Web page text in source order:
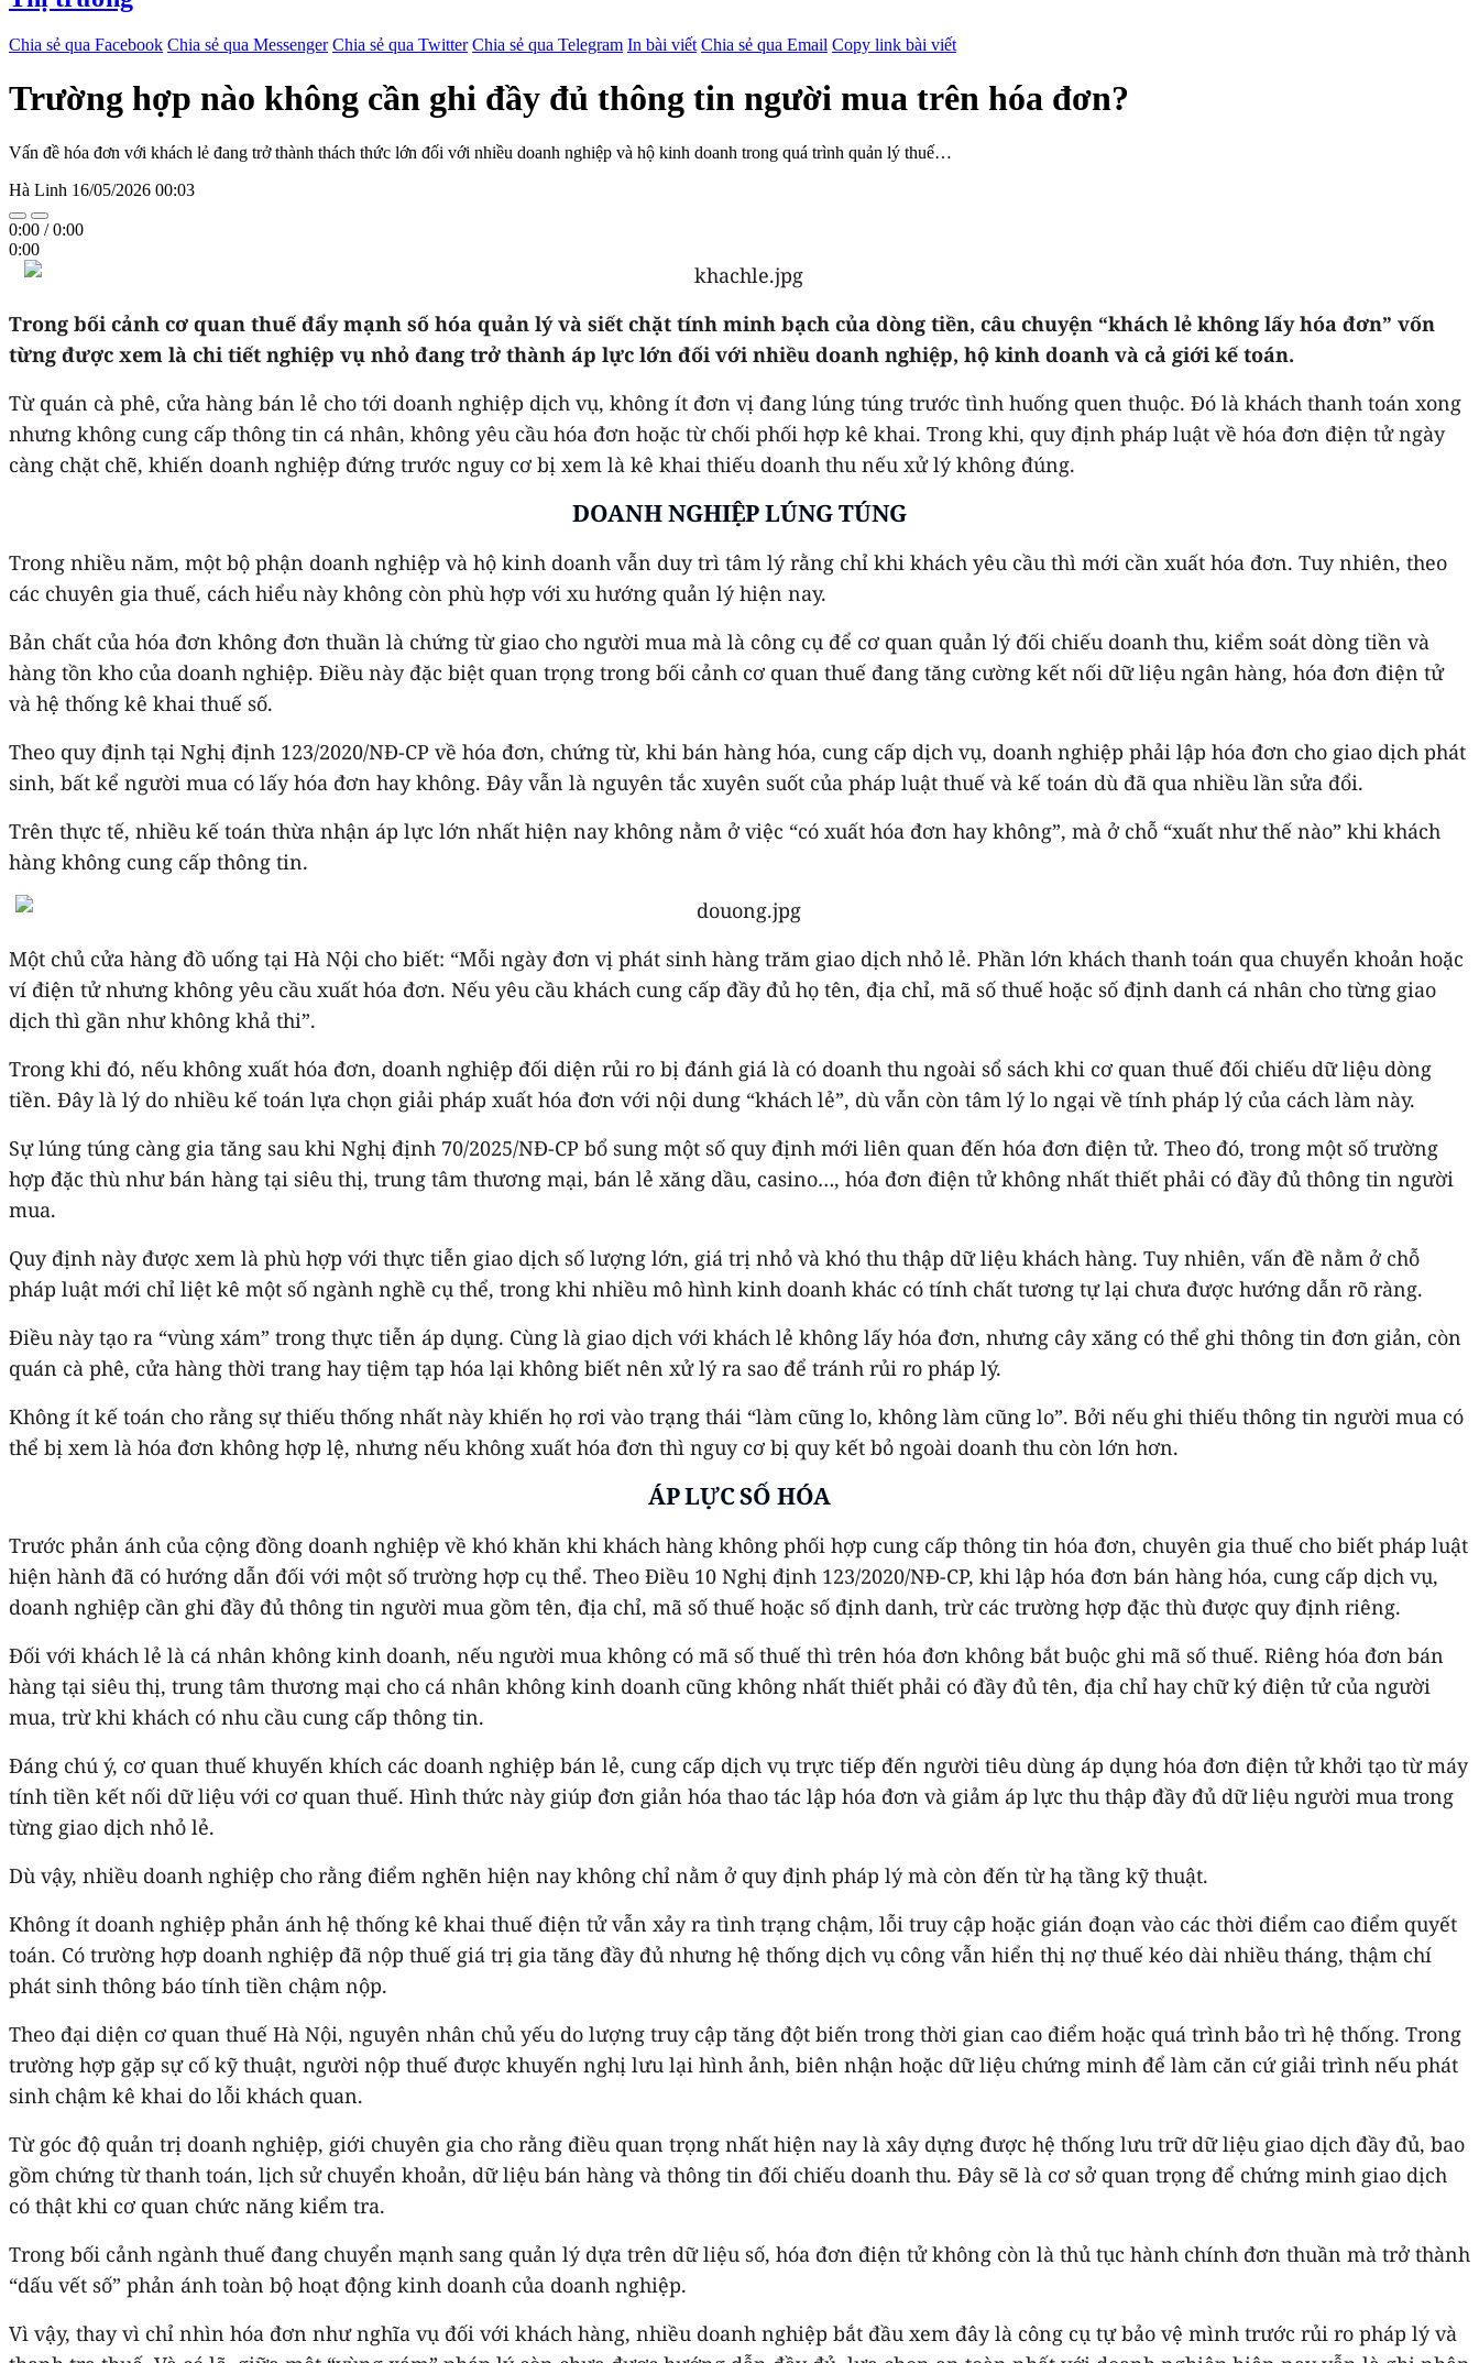
Chia sẻ qua Facebook Chia sẻ qua Messenger Chia sẻ qua Twitter Chia sẻ qua Telegram In bài viết Chia sẻ qua Email Copy link bài viết
Trường hợp nào không cần ghi đầy đủ thông tin người mua trên hóa đơn?
Vấn đề hóa đơn với khách lẻ đang trở thành thách thức lớn đối với nhiều doanh nghiệp và hộ kinh doanh trong quá trình quản lý thuế…
Hà Linh 16/05/2026 00:03
0:00 /0:00
0:00
Trong bối cảnh cơ quan thuế đẩy mạnh số hóa quản lý và siết chặt tính minh bạch của dòng tiền, câu chuyện “khách lẻ không lấy hóa đơn” vốn
từng được xem là chi tiết nghiệp vụ nhỏ đang trở thành áp lực lớn đối với nhiều doanh nghiệp, hộ kinh doanh và cả giới kế toán.
Từ quán cà phê, cửa hàng bán lẻ cho tới doanh nghiệp dịch vụ, không ít đơn vị đang lúng túng trước tình huống quen thuộc. Đó là khách thanh toán xong
nhưng không cung cấp thông tin cá nhân, không yêu cầu hóa đơn hoặc từ chối phối hợp kê khai. Trong khi, quy định pháp luật về hóa đơn điện tử ngày
càng chặt chẽ, khiến doanh nghiệp đứng trước nguy cơ bị xem là kê khai thiếu doanh thu nếu xử lý không đúng.
DOANH NGHIỆP LÚNG TÚNG
Trong nhiều năm, một bộ phận doanh nghiệp và hộ kinh doanh vẫn duy trì tâm lý rằng chỉ khi khách yêu cầu thì mới cần xuất hóa đơn. Tuy nhiên, theo
các chuyên gia thuế, cách hiểu này không còn phù hợp với xu hướng quản lý hiện nay.
Bản chất của hóa đơn không đơn thuần là chứng từ giao cho người mua mà là công cụ để cơ quan quản lý đối chiếu doanh thu, kiểm soát dòng tiền và
hàng tồn kho của doanh nghiệp. Điều này đặc biệt quan trọng trong bối cảnh cơ quan thuế đang tăng cường kết nối dữ liệu ngân hàng, hóa đơn điện tử
và hệ thống kê khai thuế số.
Theo quy định tại Nghị định 123/2020/NĐ-CP về hóa đơn, chứng từ, khi bán hàng hóa, cung cấp dịch vụ, doanh nghiệp phải lập hóa đơn cho giao dịch phát
sinh, bất kể người mua có lấy hóa đơn hay không. Đây vẫn là nguyên tắc xuyên suốt của pháp luật thuế và kế toán dù đã qua nhiều lần sửa đổi.
Trên thực tế, nhiều kế toán thừa nhận áp lực lớn nhất hiện nay không nằm ở việc “có xuất hóa đơn hay không”, mà ở chỗ “xuất như thế nào” khi khách
hàng không cung cấp thông tin.
Một chủ cửa hàng đồ uống tại Hà Nội cho biết: “Mỗi ngày đơn vị phát sinh hàng trăm giao dịch nhỏ lẻ. Phần lớn khách thanh toán qua chuyển khoản hoặc
ví điện tử nhưng không yêu cầu xuất hóa đơn. Nếu yêu cầu khách cung cấp đầy đủ họ tên, địa chỉ, mã số thuế hoặc số định danh cá nhân cho từng giao
dịch thì gần như không khả thi”.
Trong khi đó, nếu không xuất hóa đơn, doanh nghiệp đối diện rủi ro bị đánh giá là có doanh thu ngoài sổ sách khi cơ quan thuế đối chiếu dữ liệu dòng
tiền. Đây là lý do nhiều kế toán lựa chọn giải pháp xuất hóa đơn với nội dung “khách lẻ”, dù vẫn còn tâm lý lo ngại về tính pháp lý của cách làm này.
Sự lúng túng càng gia tăng sau khi Nghị định 70/2025/NĐ-CP bổ sung một số quy định mới liên quan đến hóa đơn điện tử. Theo đó, trong một số trường
hợp đặc thù như bán hàng tại siêu thị, trung tâm thương mại, bán lẻ xăng dầu, casino…, hóa đơn điện tử không nhất thiết phải có đầy đủ thông tin người
mua.
Quy định này được xem là phù hợp với thực tiễn giao dịch số lượng lớn, giá trị nhỏ và khó thu thập dữ liệu khách hàng. Tuy nhiên, vấn đề nằm ở chỗ
pháp luật mới chỉ liệt kê một số ngành nghề cụ thể, trong khi nhiều mô hình kinh doanh khác có tính chất tương tự lại chưa được hướng dẫn rõ ràng.
Điều này tạo ra “vùng xám” trong thực tiễn áp dụng. Cùng là giao dịch với khách lẻ không lấy hóa đơn, nhưng cây xăng có thể ghi thông tin đơn giản, còn
quán cà phê, cửa hàng thời trang hay tiệm tạp hóa lại không biết nên xử lý ra sao để tránh rủi ro pháp lý.
Không ít kế toán cho rằng sự thiếu thống nhất này khiến họ rơi vào trạng thái “làm cũng lo, không làm cũng lo”. Bởi nếu ghi thiếu thông tin người mua có
thể bị xem là hóa đơn không hợp lệ, nhưng nếu không xuất hóa đơn thì nguy cơ bị quy kết bỏ ngoài doanh thu còn lớn hơn.
ÁP LỰC SỐ HÓA
Trước phản ánh của cộng đồng doanh nghiệp về khó khăn khi khách hàng không phối hợp cung cấp thông tin hóa đơn, chuyên gia thuế cho biết pháp luật
hiện hành đã có hướng dẫn đối với một số trường hợp cụ thể. Theo Điều 10 Nghị định 123/2020/NĐ-CP, khi lập hóa đơn bán hàng hóa, cung cấp dịch vụ,
doanh nghiệp cần ghi đầy đủ thông tin người mua gồm tên, địa chỉ, mã số thuế hoặc số định danh, trừ các trường hợp đặc thù được quy định riêng.
Đối với khách lẻ là cá nhân không kinh doanh, nếu người mua không có mã số thuế thì trên hóa đơn không bắt buộc ghi mã số thuế. Riêng hóa đơn bán
hàng tại siêu thị, trung tâm thương mại cho cá nhân không kinh doanh cũng không nhất thiết phải có đầy đủ tên, địa chỉ hay chữ ký điện tử của người
mua, trừ khi khách có nhu cầu cung cấp thông tin.
Đáng chú ý, cơ quan thuế khuyến khích các doanh nghiệp bán lẻ, cung cấp dịch vụ trực tiếp đến người tiêu dùng áp dụng hóa đơn điện tử khởi tạo từ máy
tính tiền kết nối dữ liệu với cơ quan thuế. Hình thức này giúp đơn giản hóa thao tác lập hóa đơn và giảm áp lực thu thập đầy đủ dữ liệu người mua trong
từng giao dịch nhỏ lẻ.
Dù vậy, nhiều doanh nghiệp cho rằng điểm nghẽn hiện nay không chỉ nằm ở quy định pháp lý mà còn đến từ hạ tầng kỹ thuật.
Không ít doanh nghiệp phản ánh hệ thống kê khai thuế điện tử vẫn xảy ra tình trạng chậm, lỗi truy cập hoặc gián đoạn vào các thời điểm cao điểm quyết
toán. Có trường hợp doanh nghiệp đã nộp thuế giá trị gia tăng đầy đủ nhưng hệ thống dịch vụ công vẫn hiển thị nợ thuế kéo dài nhiều tháng, thậm chí
phát sinh thông báo tính tiền chậm nộp.
Theo đại diện cơ quan thuế Hà Nội, nguyên nhân chủ yếu do lượng truy cập tăng đột biến trong thời gian cao điểm hoặc quá trình bảo trì hệ thống. Trong
trường hợp gặp sự cố kỹ thuật, người nộp thuế được khuyến nghị lưu lại hình ảnh, biên nhận hoặc dữ liệu chứng minh để làm căn cứ giải trình nếu phát
sinh chậm kê khai do lỗi khách quan.
Từ góc độ quản trị doanh nghiệp, giới chuyên gia cho rằng điều quan trọng nhất hiện nay là xây dựng được hệ thống lưu trữ dữ liệu giao dịch đầy đủ, bao
gồm chứng từ thanh toán, lịch sử chuyển khoản, dữ liệu bán hàng và thông tin đối chiếu doanh thu. Đây sẽ là cơ sở quan trọng để chứng minh giao dịch
có thật khi cơ quan chức năng kiểm tra.
Trong bối cảnh ngành thuế đang chuyển mạnh sang quản lý dựa trên dữ liệu số, hóa đơn điện tử không còn là thủ tục hành chính đơn thuần mà trở thành
“dấu vết số” phản ánh toàn bộ hoạt động kinh doanh của doanh nghiệp.
Vì vậy, thay vì chỉ nhìn hóa đơn như nghĩa vụ đối với khách hàng, nhiều doanh nghiệp bắt đầu xem đây là công cụ tự bảo vệ mình trước rủi ro pháp lý và